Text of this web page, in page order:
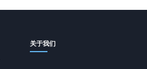
关于我们